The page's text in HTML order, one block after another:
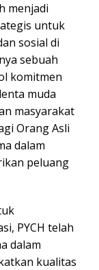
menjadi
untuk
sosial di
sebuah
komitmen
muda
masyarakat
Orang Asli
dalam
peluang
PYCH telah
dalam
kualitas